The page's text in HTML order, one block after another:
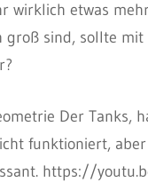
wirklich etwas
groß sind, sollte
Der Tanks,
funktioniert,
https://